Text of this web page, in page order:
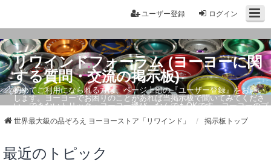
ログイン
ユーザー登録
リワインドフォーラム (ヨーヨーに関
する質問・交流の掲示板)
初めてご利用になられる方は、ページ上部の『ユーザー登録』をお願い
します。ヨーヨーでお困りのことがあれば当掲示板で聞いてみてくださ
い。できないトリック・ヨーヨー選び、なんでもOKです。ヨーヨーのプ
世界最大級の品ぞろえ ヨーヨーストア「リワインド」 掲示板トップ
最近のトピック